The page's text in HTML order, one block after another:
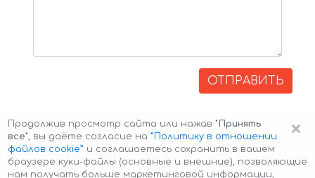
ОТПРАВИТЬ
×
Продолжив просмотр сайта или нажав "Принять
все", вы даёте согласие на ”Политику в отношении
файлов cookie” и соглашаетесь сохранить в вашем
браузере куки-файлы (основные и внешние), позволяющие
нам получать больше маркетинговой информации,